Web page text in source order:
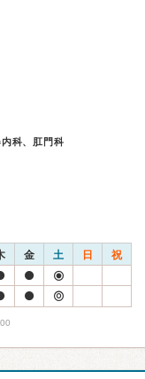
科、肛門科
金 土 日 祝